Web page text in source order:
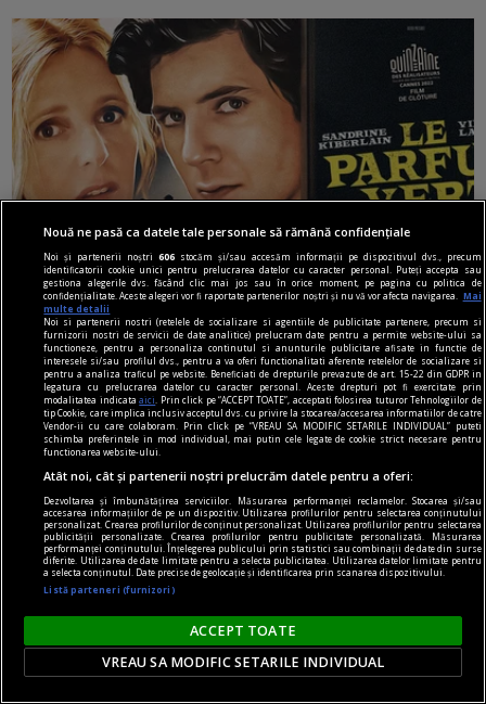
dilematograf
Plăcerea complotului
Pariser nu e naiv: Europa nu mai e aceeași.
Victor MOROZOV
Parteneri
Nouă ne pasă ca datele tale personale să rămână confidențiale
Noi și partenerii noștri606 stocăm și/sau accesăm informații pe dispozitivul dvs., precum
identificatorii cookie unici pentru prelucrarea datelor cu caracter personal. Puteți accepta sau
gestiona alegerile dvs. făcând clic mai jos sau în orice moment, pe pagina cu politica de
confidențialitate. Aceste alegeri vor fi raportate partenerilor noștri și nu vă vor afecta navigarea.
Mai
multe detalii
Noi si partenerii nostri (retelele de socializare si agentiile de publicitate partenere, precum si
furnizorii nostri de servicii de date analitice) prelucram date pentru a permite website-ului sa
functioneze, pentru a personaliza continutul si anunturile publicitare afisate in functie de
interesele si/sau profilul dvs., pentru a va oferi functionalitati aferente retelelor de socializare si
pentru a analiza traficul pe website. Beneficiati de drepturile prevazute de art. 15-22 din GDPR in
legatura cu prelucrarea datelor cu caracter personal. Aceste drepturi pot fi exercitate prin
modalitatea indicataaici
. Prin click pe “ACCEPT TOATE”, acceptati folosirea tuturor Tehnologiilor de
tip Cookie, care implica inclusiv acceptul dvs. cu privire la stocarea/accesarea informatiilor de catre
Vendor-ii cu care colaboram. Prin click pe “VREAU SA MODIFIC SETARILE INDIVIDUAL” puteti
schimba preferintele in mod individual, mai putin cele legate de cookie strict necesare pentru
functionarea website-ului.
Atât noi, cât și partenerii noștri prelucrăm datele pentru a oferi:
Dezvoltarea și îmbunătățirea serviciilor. Măsurarea performanței reclamelor. Stocarea și/sau
accesarea informațiilor de pe un dispozitiv. Utilizarea profilurilor pentru selectarea conținutului
personalizat. Crearea profilurilor de conținut personalizat. Utilizarea profilurilor pentru selectarea
publicității personalizate. Crearea profilurilor pentru publicitate personalizată. Măsurarea
performanței conținutului. Înțelegerea publicului prin statistici sau combinații de date din surse
diferite. Utilizarea de date limitate pentru a selecta publicitatea. Utilizarea datelor limitate pentru
a selecta conținutul. Date precise de geolocație și identificarea prin scanarea dispozitivului.
Listă parteneri (furnizori)
ACCEPT TOATE
VREAU SA MODIFIC SETARILE INDIVIDUAL